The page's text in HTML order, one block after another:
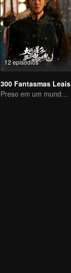
12 episódios
300 Fantasmas Leais
Preso em um mundo de alto risco de espionagem e intriga